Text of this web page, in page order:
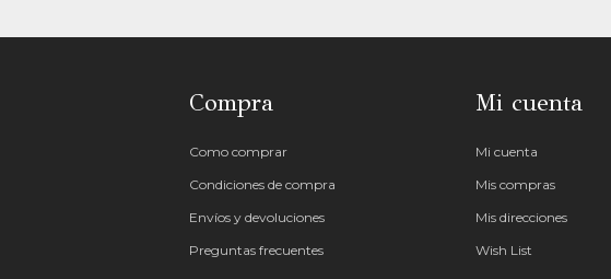
Compra
Como comprar
Condiciones de compra
Envíos y devoluciones
Preguntas frecuentes
Mi cuenta
Mi cuenta
Mis compras
Mis direcciones
Wish List